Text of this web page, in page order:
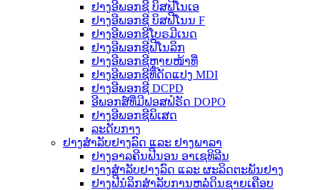
ຢາງອີພອກຊີ ບິສຟີໂນເອ
ຢາງອີພອກຊີ ບິສຟີໂນນ F
ຢາງອີພອກຊີໂບຣມີເນດ
ຢາງອີພອກຊີຟີໂນລິກ
ຢາງອີພອກຊີຫຼາຍໜ້າທີ່
ຢາງອີພອກຊີທີ່ດັດແປງ MDI
ຢາງອີພອກຊີ DCPD
ອີພອກສ໌ທີ່ມີຟອສຟໍຣັດ DOPO
ຢາງອີພອກຊີພິເສດ
ລະດັບກາງ
ຢາງສຳລັບຢາງລົດ ແລະ ຢາງພາລາ
ຢາງອາລຄີນຟີນອນ ອາເຊທິລີນ
ຢາງສຳລັບຢາງລົດ ແລະ ຜະລິດຕະພັນຢາງ
ຢາງຟີນໍລິກສຳລັບການຫລໍ່ດິນຊາຍເຄືອບ